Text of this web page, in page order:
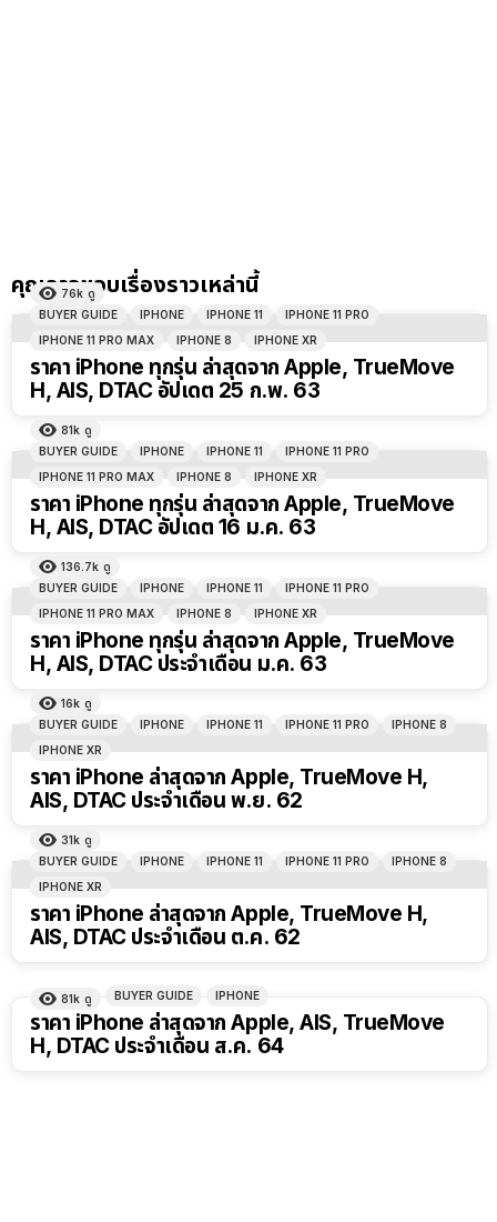
คุณอาจชอบเรื่องราวเหล่านี้
76k ดู
BUYER GUIDE
IPHONE IPHONE 11
IPHONE 11 PRO
IPHONE 11 PRO MAX
IPHONE 8 IPHONE XR
ราคา iPhone ทุกรุ่น ล่าสุดจาก Apple, TrueMove
H, AIS, DTAC อัปเดต 25 ก.พ. 63
81k ดู
BUYER GUIDE
IPHONE IPHONE 11
IPHONE 11 PRO
IPHONE 11 PRO MAX
IPHONE 8 IPHONE XR
ราคา iPhone ทุกรุ่น ล่าสุดจาก Apple, TrueMove
H, AIS, DTAC อัปเดต 16 ม.ค. 63
136.7k ดู
BUYER GUIDE
IPHONE IPHONE 11
IPHONE 11 PRO
IPHONE 11 PRO MAX
IPHONE 8 IPHONE XR
ราคา iPhone ทุกรุ่น ล่าสุดจาก Apple, TrueMove
H, AIS, DTAC ประจำเดือน ม.ค. 63
16k ดู
BUYER GUIDE
IPHONE IPHONE 11 IPHONE 11 PRO
IPHONE 8
IPHONE XR
ราคา iPhone ล่าสุดจาก Apple, TrueMove H,
AIS, DTAC ประจำเดือน พ.ย. 62
31k ดู
BUYER GUIDE
IPHONE IPHONE 11 IPHONE 11 PRO
IPHONE 8
IPHONE XR
ราคา iPhone ล่าสุดจาก Apple, TrueMove H,
AIS, DTAC ประจำเดือน ต.ค. 62
81k ดู BUYER GUIDE IPHONE
ราคา iPhone ล่าสุดจาก Apple, AIS, TrueMove
H, DTAC ประจำเดือน ส.ค. 64